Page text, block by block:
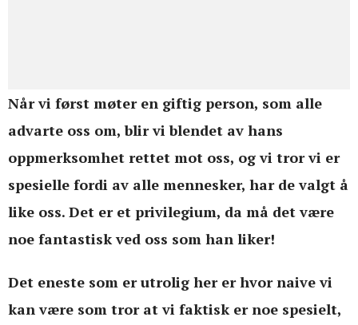
Når vi først møter en giftig person, som alle
advarte oss om, blir vi blendet av hans
oppmerksomhet rettet mot oss, og vi tror vi er
spesielle fordi av alle mennesker, har de valgt å
like oss. Det er et privilegium, da må det være
noe fantastisk ved oss som han liker!
Det eneste som er utrolig her er hvor naive vi
kan være som tror at vi faktisk er noe spesielt,